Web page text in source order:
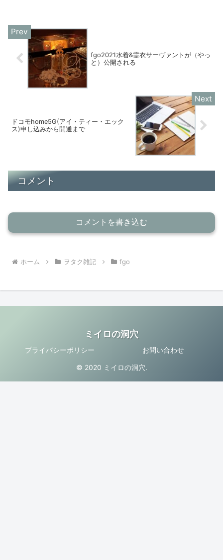
fgo2021水着&霊衣サーヴァントが（やっ
と）公開される
ドコモhome5G(アイ・ティー・エック
ス)申し込みから開通まで
コメント
コメントを書き込む
ホーム ヲタク雑記 fgo
ミイロの洞穴
プライバシーポリシー お問い合わせ
© 2020 ミイロの洞穴.